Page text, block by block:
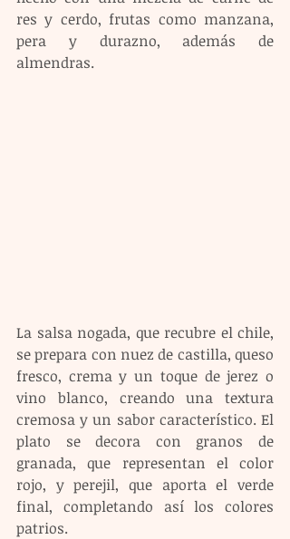
res y cerdo, frutas como manzana,
pera y durazno, además de
almendras.
La salsa nogada, que recubre el chile,
se prepara con nuez de castilla, queso
fresco, crema y un toque de jerez o
vino blanco, creando una textura
cremosa y un sabor característico. El
plato se decora con granos de
granada, que representan el color
rojo, y perejil, que aporta el verde
final, completando así los colores
patrios.